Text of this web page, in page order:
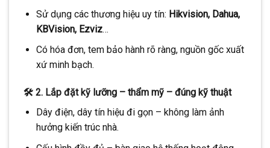
Sử dụng các thương hiệu uy tín: Hikvision, Dahua,
KBVision, Ezviz…
Có hóa đơn, tem bảo hành rõ ràng, nguồn gốc xuất
xứ minh bạch.
🛠 2. Lắp đặt kỹ lưỡng – thẩm mỹ – đúng kỹ thuật
Dây điện, dây tín hiệu đi gọn – không làm ảnh
hưởng kiến trúc nhà.